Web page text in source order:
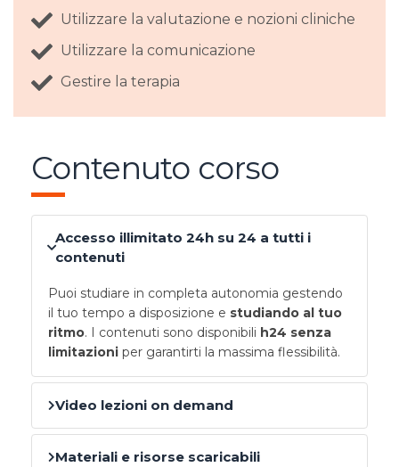
Utilizzare la valutazione e nozioni cliniche
Utilizzare la comunicazione
Gestire la terapia
Contenuto corso
Accesso illimitato 24h su 24 a tutti i
contenuti
Puoi studiare in completa autonomia gestendo
il tuo tempo a disposizione e studiando al tuo
ritmo. I contenuti sono disponibili h24 senza
limitazioni per garantirti la massima flessibilità.
Video lezioni on demand
Materiali e risorse scaricabili